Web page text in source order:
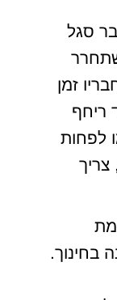
סגל
זמן
ריחף
לפחות
בחינוך.